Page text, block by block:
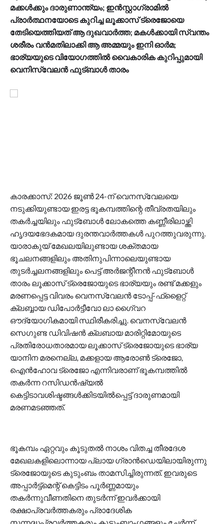
മക്കള്‍ക്കും ദാരുണാന്ത്യം; ഇന്‍സ്റ്റാഗ്രാമില്‍
പ്രാര്‍ത്ഥനയോടെ കുറിച്ച ലൂക്കാസ് ട്രെജോയെ
തേടിയെത്തിയത് ആ ദുഖവാര്‍ത്ത; മകള്‍ക്കായി സ്വന്തം
ശരീരം വന്‍മതിലാക്കി ആ അമ്മയും ഇനി ഓര്‍മ;
ഭാര്യയുടെ വിയോഗത്തില്‍ വൈകാരിക കുറിപ്പുമായി
വെനിസ്വേലന്‍ ഫുട്ബാള്‍ താരം
കാരക്കാസ്: 2026 ജൂണ്‍ 24-ന് വെനസ്വേലയെ
നടുക്കിയുണ്ടായ ഇരട്ട ഭൂകമ്പത്തിന്റെ തീവ്രതയിലും
തകര്‍ച്ചയിലും ഫുട്‌ബോള്‍ ലോകത്തെ കണ്ണീരിലാഴ്ത്തി
ഹൃദയഭേദകമായ ദുരന്തവാര്‍ത്തകള്‍ പുറത്തുവരുന്നു.
യാരാകുയ് മേഖലയിലുണ്ടായ ശക്തമായ
ഭൂചലനങ്ങളിലും അതിനുപിന്നാലെയുണ്ടായ
തുടര്‍ച്ചലനങ്ങളിലും പെട്ട് അര്‍ജന്റീനന്‍ ഫുട്‌ബോള്‍
താരം ലൂക്കാസ് ട്രെജോയുടെ ഭാര്യയും രണ്ട് മക്കളും
മരണപ്പെട്ട വിവരം വെനസ്വേലന്‍ ടോപ്പ്-ഫ്‌ളൈറ്റ്
ക്ലബ്ബായ ഡിപോര്‍ട്ടീവോ ലാ ഗൈ്വറ
ഔദ്യോഗികമായി സ്ഥിരീകരിച്ചു. വെനസ്വേലന്‍
സെഗുണ്ട ഡിവിഷന്‍ ക്ലബായ മാരിറ്റിമോയുടെ
പ്രതിരോധതാരമായ ലൂക്കാസ് ട്രെജോയുടെ ഭാര്യ
യാനിന മരനെല്ല, മക്കളായ ആരോണ്‍ ട്രെജോ,
ഐന്‍ഹോവ ട്രെജോ എന്നിവരാണ് ഭൂകമ്പത്തില്‍
തകര്‍ന്ന റസിഡന്‍ഷ്യല്‍
കെട്ടിടാവശിഷ്ടങ്ങള്‍ക്കിടയില്‍പ്പെട്ട് ദാരുണമായി
മരണമടഞ്ഞത്.
ഭൂകമ്പം ഏറ്റവും കൂടുതല്‍ നാശം വിതച്ച തീരദേശ
മേഖലകളിലൊന്നായ പ്ലായ ഗ്രാന്‍ഡെയിലായിരുന്നു
ട്രെജോയുടെ കുടുംബം താമസിച്ചിരുന്നത്. ഇവരുടെ
അപ്പാര്‍ട്ട്‌മെന്റ് കെട്ടിടം പൂര്‍ണ്ണമായും
തകര്‍ന്നുവീണതിനെ തുടര്‍ന്ന് ഇവര്‍ക്കായി
രക്ഷാപ്രവര്‍ത്തകരും പ്രാദേശിക